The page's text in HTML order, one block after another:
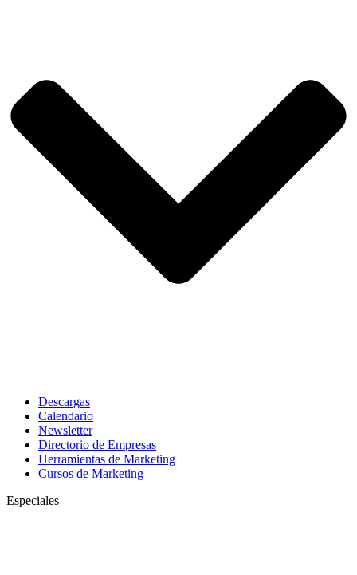
Descargas
Calendario
Newsletter
Directorio de Empresas
Herramientas de Marketing
Cursos de Marketing
Especiales